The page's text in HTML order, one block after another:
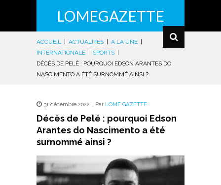
LOMEGAZETTE
ACCUEIL ACTUALITÉS A LA UNE
INTERNATIONALE
SPORTS
DÉCÈS DE PELÉ : POURQUOI EDSON ARANTES DO
NASCIMENTO A ÉTÉ SURNOMMÉ AINSI ?
31 décembre 2022 , Par LOME GAZETTE
Décès de Pelé : pourquoi Edson
Arantes do Nascimento a été
surnommé ainsi ?